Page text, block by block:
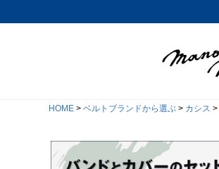
HOME ベルトブランドから選ぶ カシス